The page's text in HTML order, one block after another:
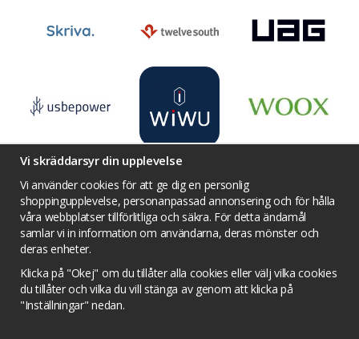
Villkor Kontakta oss
Facebook
Twitter
YouTube
Prisjakt
Integritets sekretesspolicy
Tävlingsvillkor
Om cookies
Cookie inställningar
Vi skräddarsyr din upplevelse
Vi använder cookies för att ge dig en personlig
shoppingupplevelse, personanpassad annonsering och för hålla
våra webbplatser tillförlitliga och säkra. För detta ändamål
samlar vi in information om användarna, deras mönster och
deras enheter.
Klicka på "Okej" om du tillåter alla cookies eller välj vilka cookies
du tillåter och vilka du vill stänga av genom att klicka på
"Inställningar" nedan.